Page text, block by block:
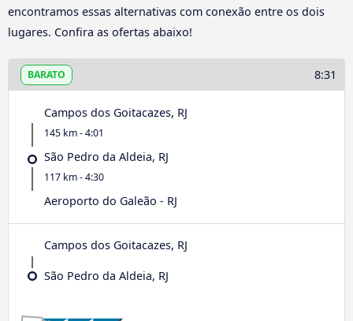
encontramos essas alternativas com conexão entre os dois
lugares. Confira as ofertas abaixo!
BARATO 8:31
Campos dos Goitacazes, RJ
145 km - 4:01
São Pedro da Aldeia, RJ
117 km - 4:30
Aeroporto do Galeão - RJ
Campos dos Goitacazes, RJ
São Pedro da Aldeia, RJ